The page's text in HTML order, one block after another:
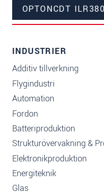
OPTONCDT
INDUSTRIER
Additiv tillverkning
Flygindustri
Automation
Fordon
Batteriproduktion
Strukturövervakning &
Elektronikproduktion
Energiteknik
Glas